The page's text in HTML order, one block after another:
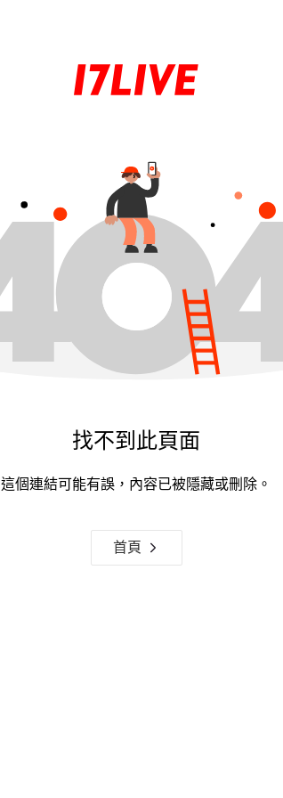
找不到此頁面
這個連結可能有誤，內容已被隱藏或刪除。
首頁